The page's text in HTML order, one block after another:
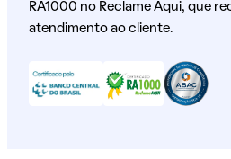
RA1000 no Reclame Aqui, que
atendimento ao cliente.